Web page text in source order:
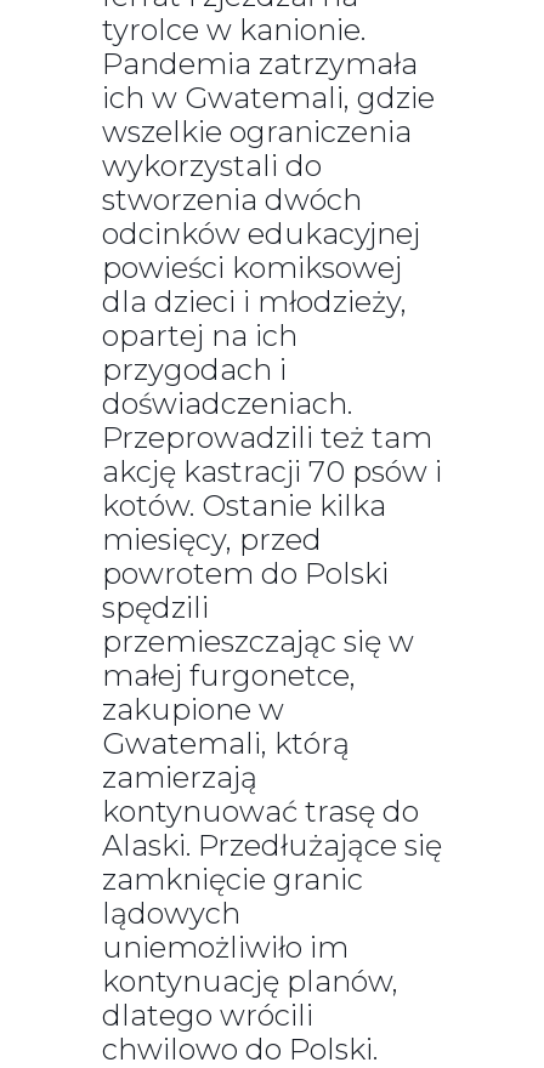
tyrolce w kanionie.
Pandemia zatrzymała
ich w Gwatemali, gdzie
wszelkie ograniczenia
wykorzystali do
stworzenia dwóch
odcinków edukacyjnej
powieści komiksowej
dla dzieci i młodzieży,
opartej na ich
przygodach i
doświadczeniach.
Przeprowadzili też tam
akcję kastracji 70 psów i
kotów. Ostanie kilka
miesięcy, przed
powrotem do Polski
spędzili
przemieszczając się w
małej furgonetce,
zakupione w
Gwatemali, którą
zamierzają
kontynuować trasę do
Alaski. Przedłużające się
zamknięcie granic
lądowych
uniemożliwiło im
kontynuację planów,
dlatego wrócili
chwilowo do Polski.